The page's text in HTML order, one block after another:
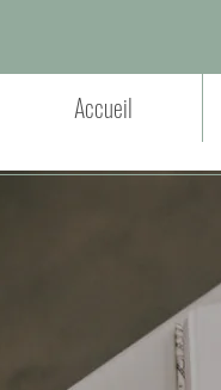
Accueil